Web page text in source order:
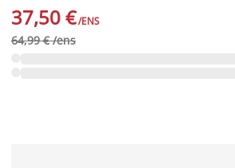
37,50 €/ENS
64,99 € /ens